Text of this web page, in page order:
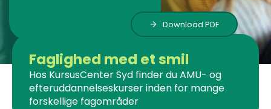
Faglighed med et smil
Hos KursusCenter Syd finder du AMU- og
efteruddannelseskurser inden for mange
forskellige fagområder
Download PDF